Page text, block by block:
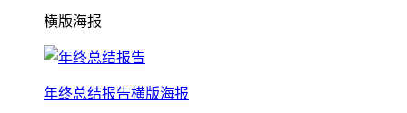
横版海报
年终总结报告横版海报